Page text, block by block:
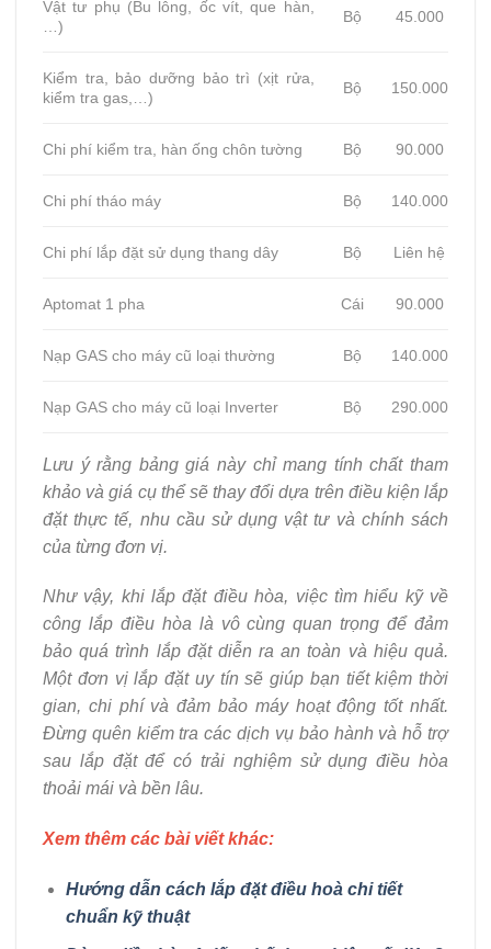
Vật tư phụ (Bu lông, ốc vít, que hàn,
…)
Bộ 45.000
Kiểm tra, bảo dưỡng bảo trì (xịt rửa,
kiểm tra gas,…)
Bộ 150.000
Chi phí kiểm tra, hàn ống chôn tường Bộ 90.000
Chi phí tháo máy Bộ 140.000
Chi phí lắp đặt sử dụng thang dây Bộ Liên hệ
Aptomat 1 pha Cái 90.000
Nạp GAS cho máy cũ loại thường Bộ 140.000
Nạp GAS cho máy cũ loại Inverter Bộ 290.000
Lưu ý rằng bảng giá này chỉ mang tính chất tham
khảo và giá cụ thể sẽ thay đổi dựa trên điều kiện lắp
đặt thực tế, nhu cầu sử dụng vật tư và chính sách
của từng đơn vị.
Như vậy, khi lắp đặt điều hòa, việc tìm hiểu kỹ về
công lắp điều hòa là vô cùng quan trọng để đảm
bảo quá trình lắp đặt diễn ra an toàn và hiệu quả.
Một đơn vị lắp đặt uy tín sẽ giúp bạn tiết kiệm thời
gian, chi phí và đảm bảo máy hoạt động tốt nhất.
Đừng quên kiểm tra các dịch vụ bảo hành và hỗ trợ
sau lắp đặt để có trải nghiệm sử dụng điều hòa
thoải mái và bền lâu.
Xem thêm các bài viết khác:
Hướng dẫn cách lắp đặt điều hoà chi tiết
chuẩn kỹ thuật